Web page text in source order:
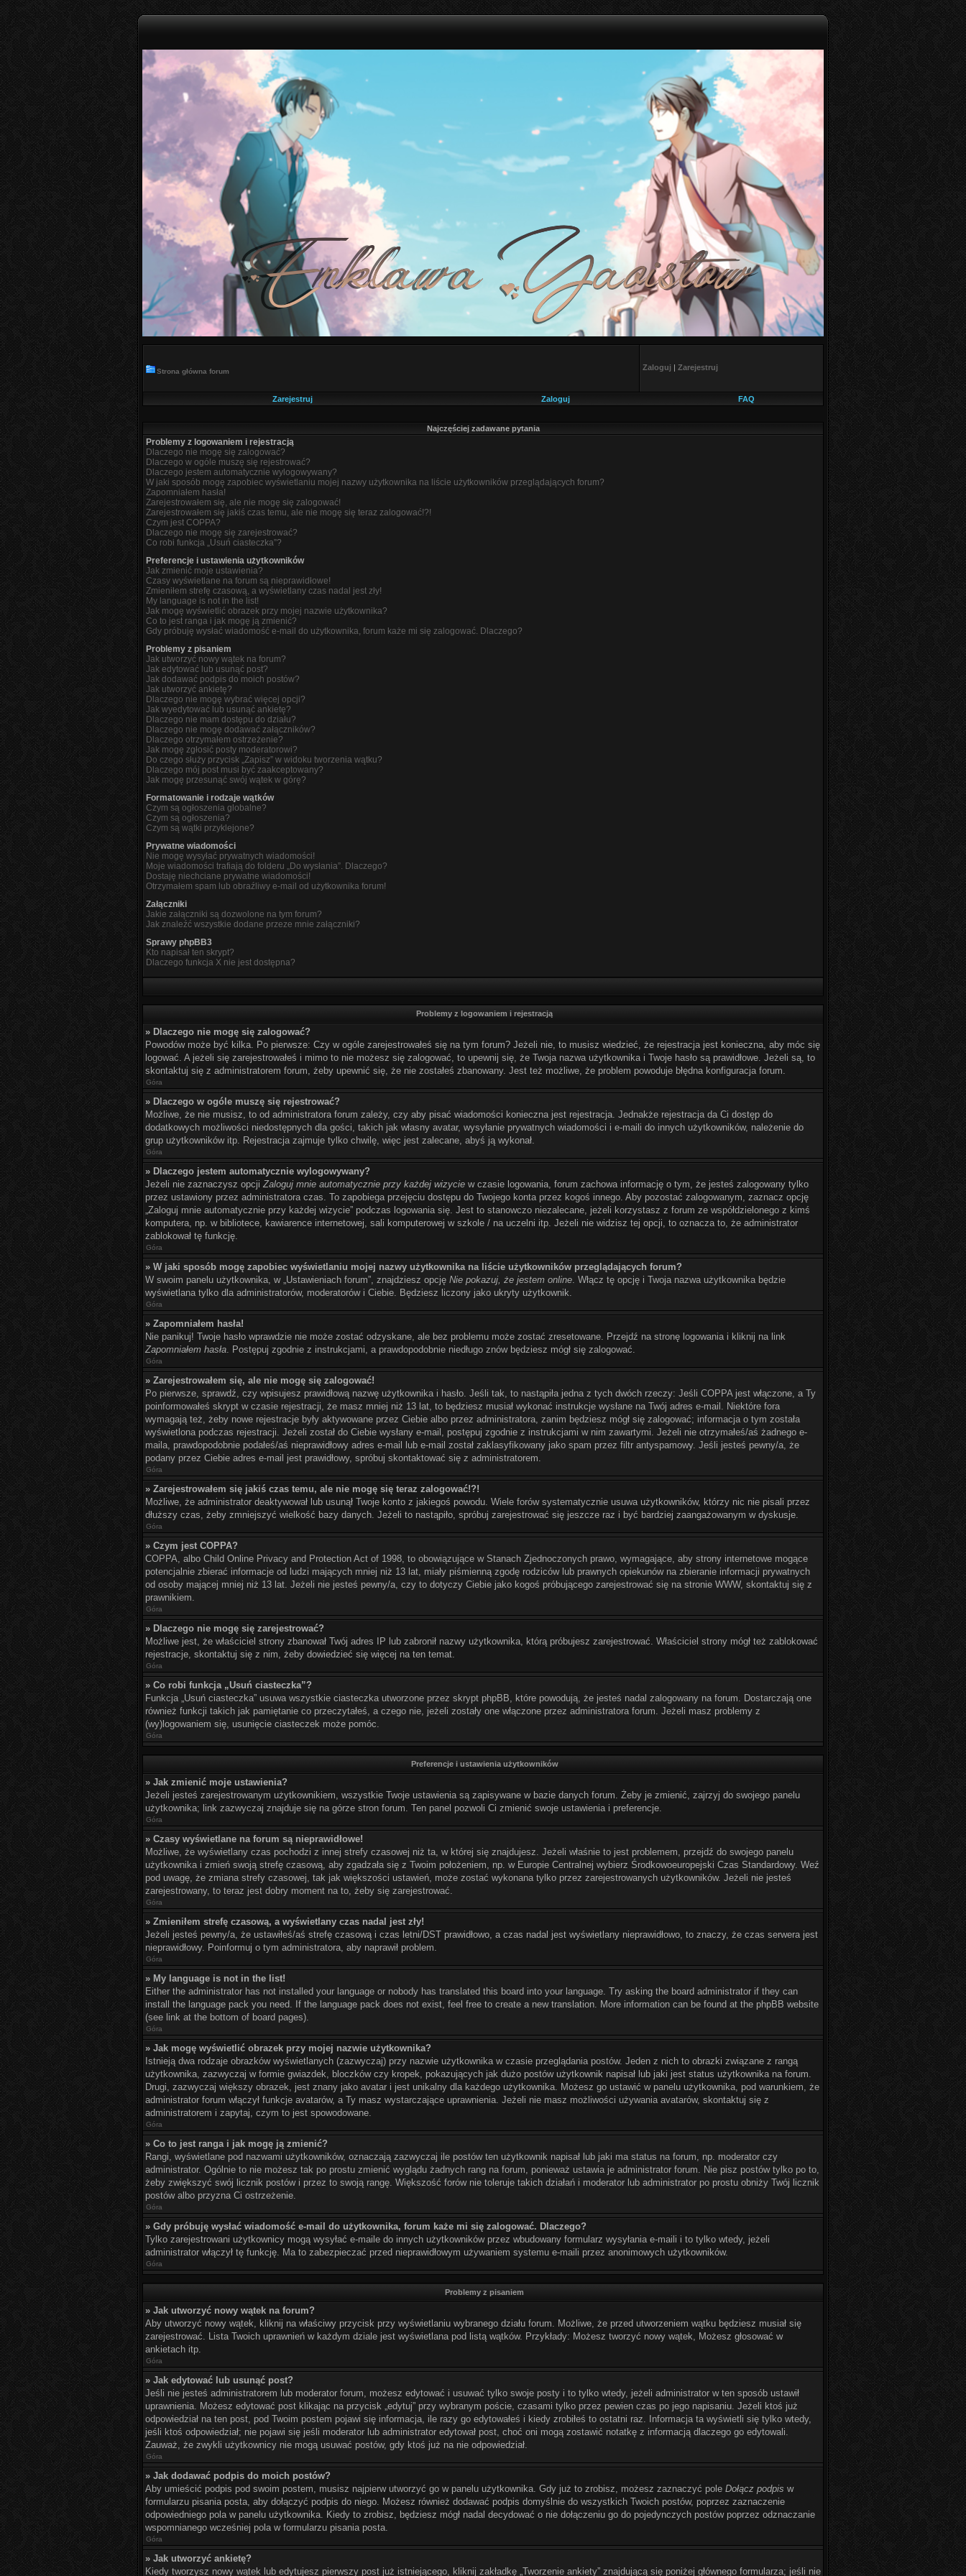
Strona główna forum Zaloguj | Zarejestruj
Zarejestruj Zaloguj FAQ
Najczęściej zadawane pytania
Problemy z logowaniem i rejestracją
Dlaczego nie mogę się zalogować?
Dlaczego w ogóle muszę się rejestrować?
Dlaczego jestem automatycznie wylogowywany?
W jaki sposób mogę zapobiec wyświetlaniu mojej nazwy użytkownika na liście użytkowników przeglądających forum?
Zapomniałem hasła!
Zarejestrowałem się, ale nie mogę się zalogować!
Zarejestrowałem się jakiś czas temu, ale nie mogę się teraz zalogować!?!
Czym jest COPPA?
Dlaczego nie mogę się zarejestrować?
Co robi funkcja „Usuń ciasteczka”?
Preferencje i ustawienia użytkowników
Jak zmienić moje ustawienia?
Czasy wyświetlane na forum są nieprawidłowe!
Zmieniłem strefę czasową, a wyświetlany czas nadal jest zły!
My language is not in the list!
Jak mogę wyświetlić obrazek przy mojej nazwie użytkownika?
Co to jest ranga i jak mogę ją zmienić?
Gdy próbuję wysłać wiadomość e-mail do użytkownika, forum każe mi się zalogować. Dlaczego?
Problemy z pisaniem
Jak utworzyć nowy wątek na forum?
Jak edytować lub usunąć post?
Jak dodawać podpis do moich postów?
Jak utworzyć ankietę?
Dlaczego nie mogę wybrać więcej opcji?
Jak wyedytować lub usunąć ankietę?
Dlaczego nie mam dostępu do działu?
Dlaczego nie mogę dodawać załączników?
Dlaczego otrzymałem ostrzeżenie?
Jak mogę zgłosić posty moderatorowi?
Do czego służy przycisk „Zapisz” w widoku tworzenia wątku?
Dlaczego mój post musi być zaakceptowany?
Jak mogę przesunąć swój wątek w górę?
Formatowanie i rodzaje wątków
Czym są ogłoszenia globalne?
Czym są ogłoszenia?
Czym są wątki przyklejone?
Prywatne wiadomości
Nie mogę wysyłać prywatnych wiadomości!
Moje wiadomości trafiają do folderu „Do wysłania”. Dlaczego?
Dostaję niechciane prywatne wiadomości!
Otrzymałem spam lub obraźliwy e-mail od użytkownika forum!
Załączniki
Jakie załączniki są dozwolone na tym forum?
Jak znaleźć wszystkie dodane przeze mnie załączniki?
Sprawy phpBB3
Kto napisał ten skrypt?
Dlaczego funkcja X nie jest dostępna?
Problemy z logowaniem i rejestracją
» Dlaczego nie mogę się zalogować?
Powodów może być kilka. Po pierwsze: Czy w ogóle zarejestrowałeś się na tym forum? Jeżeli nie, to musisz wiedzieć, że rejestracja jest konieczna, aby móc się
logować. A jeżeli się zarejestrowałeś i mimo to nie możesz się zalogować, to upewnij się, że Twoja nazwa użytkownika i Twoje hasło są prawidłowe. Jeżeli są, to
skontaktuj się z administratorem forum, żeby upewnić się, że nie zostałeś zbanowany. Jest też możliwe, że problem powoduje błędna konfiguracja forum.
Góra
» Dlaczego w ogóle muszę się rejestrować?
Możliwe, że nie musisz, to od administratora forum zależy, czy aby pisać wiadomości konieczna jest rejestracja. Jednakże rejestracja da Ci dostęp do
dodatkowych możliwości niedostępnych dla gości, takich jak własny avatar, wysyłanie prywatnych wiadomości i e-maili do innych użytkowników, należenie do
grup użytkowników itp. Rejestracja zajmuje tylko chwilę, więc jest zalecane, abyś ją wykonał.
Góra
» Dlaczego jestem automatycznie wylogowywany?
Jeżeli nie zaznaczysz opcji Zaloguj mnie automatycznie przy każdej wizycie w czasie logowania, forum zachowa informację o tym, że jesteś zalogowany tylko
przez ustawiony przez administratora czas. To zapobiega przejęciu dostępu do Twojego konta przez kogoś innego. Aby pozostać zalogowanym, zaznacz opcję
„Zaloguj mnie automatycznie przy każdej wizycie” podczas logowania się. Jest to stanowczo niezalecane, jeżeli korzystasz z forum ze współdzielonego z kimś
komputera, np. w bibliotece, kawiarence internetowej, sali komputerowej w szkole / na uczelni itp. Jeżeli nie widzisz tej opcji, to oznacza to, że administrator
zablokował tę funkcję.
Góra
» W jaki sposób mogę zapobiec wyświetlaniu mojej nazwy użytkownika na liście użytkowników przeglądających forum?
W swoim panelu użytkownika, w „Ustawieniach forum”, znajdziesz opcję Nie pokazuj, że jestem online. Włącz tę opcję i Twoja nazwa użytkownika będzie
wyświetlana tylko dla administratorów, moderatorów i Ciebie. Będziesz liczony jako ukryty użytkownik.
Góra
» Zapomniałem hasła!
Nie panikuj! Twoje hasło wprawdzie nie może zostać odzyskane, ale bez problemu może zostać zresetowane. Przejdź na stronę logowania i kliknij na link
Zapomniałem hasła. Postępuj zgodnie z instrukcjami, a prawdopodobnie niedługo znów będziesz mógł się zalogować.
Góra
» Zarejestrowałem się, ale nie mogę się zalogować!
Po pierwsze, sprawdź, czy wpisujesz prawidłową nazwę użytkownika i hasło. Jeśli tak, to nastąpiła jedna z tych dwóch rzeczy: Jeśli COPPA jest włączone, a Ty
poinformowałeś skrypt w czasie rejestracji, że masz mniej niż 13 lat, to będziesz musiał wykonać instrukcje wysłane na Twój adres e-mail. Niektóre fora
wymagają też, żeby nowe rejestracje były aktywowane przez Ciebie albo przez administratora, zanim będziesz mógł się zalogować; informacja o tym została
wyświetlona podczas rejestracji. Jeżeli został do Ciebie wysłany e-mail, postępuj zgodnie z instrukcjami w nim zawartymi. Jeżeli nie otrzymałeś/aś żadnego e-
maila, prawdopodobnie podałeś/aś nieprawidłowy adres e-mail lub e-mail został zaklasyfikowany jako spam przez filtr antyspamowy. Jeśli jesteś pewny/a, że
podany przez Ciebie adres e-mail jest prawidłowy, spróbuj skontaktować się z administratorem.
Góra
» Zarejestrowałem się jakiś czas temu, ale nie mogę się teraz zalogować!?!
Możliwe, że administrator deaktywował lub usunął Twoje konto z jakiegoś powodu. Wiele forów systematycznie usuwa użytkowników, którzy nic nie pisali przez
dłuższy czas, żeby zmniejszyć wielkość bazy danych. Jeżeli to nastąpiło, spróbuj zarejestrować się jeszcze raz i być bardziej zaangażowanym w dyskusje.
Góra
» Czym jest COPPA?
COPPA, albo Child Online Privacy and Protection Act of 1998, to obowiązujące w Stanach Zjednoczonych prawo, wymagające, aby strony internetowe mogące
potencjalnie zbierać informacje od ludzi mających mniej niż 13 lat, miały piśmienną zgodę rodziców lub prawnych opiekunów na zbieranie informacji prywatnych
od osoby mającej mniej niż 13 lat. Jeżeli nie jesteś pewny/a, czy to dotyczy Ciebie jako kogoś próbującego zarejestrować się na stronie WWW, skontaktuj się z
prawnikiem.
Góra
» Dlaczego nie mogę się zarejestrować?
Możliwe jest, że właściciel strony zbanował Twój adres IP lub zabronił nazwy użytkownika, którą próbujesz zarejestrować. Właściciel strony mógł też zablokować
rejestracje, skontaktuj się z nim, żeby dowiedzieć się więcej na ten temat.
Góra
» Co robi funkcja „Usuń ciasteczka”?
Funkcja „Usuń ciasteczka” usuwa wszystkie ciasteczka utworzone przez skrypt phpBB, które powodują, że jesteś nadal zalogowany na forum. Dostarczają one
również funkcji takich jak pamiętanie co przeczytałeś, a czego nie, jeżeli zostały one włączone przez administratora forum. Jeżeli masz problemy z
(wy)logowaniem się, usunięcie ciasteczek może pomóc.
Góra
Preferencje i ustawienia użytkowników
» Jak zmienić moje ustawienia?
Jeżeli jesteś zarejestrowanym użytkownikiem, wszystkie Twoje ustawienia są zapisywane w bazie danych forum. Żeby je zmienić, zajrzyj do swojego panelu
użytkownika; link zazwyczaj znajduje się na górze stron forum. Ten panel pozwoli Ci zmienić swoje ustawienia i preferencje.
Góra
» Czasy wyświetlane na forum są nieprawidłowe!
Możliwe, że wyświetlany czas pochodzi z innej strefy czasowej niż ta, w której się znajdujesz. Jeżeli właśnie to jest problemem, przejdź do swojego panelu
użytkownika i zmień swoją strefę czasową, aby zgadzała się z Twoim położeniem, np. w Europie Centralnej wybierz Środkowoeuropejski Czas Standardowy. Weź
pod uwagę, że zmiana strefy czasowej, tak jak większości ustawień, może zostać wykonana tylko przez zarejestrowanych użytkowników. Jeżeli nie jesteś
zarejestrowany, to teraz jest dobry moment na to, żeby się zarejestrować.
Góra
» Zmieniłem strefę czasową, a wyświetlany czas nadal jest zły!
Jeżeli jesteś pewny/a, że ustawiłeś/aś strefę czasową i czas letni/DST prawidłowo, a czas nadal jest wyświetlany nieprawidłowo, to znaczy, że czas serwera jest
nieprawidłowy. Poinformuj o tym administratora, aby naprawił problem.
Góra
» My language is not in the list!
Either the administrator has not installed your language or nobody has translated this board into your language. Try asking the board administrator if they can
install the language pack you need. If the language pack does not exist, feel free to create a new translation. More information can be found at the phpBB website
(see link at the bottom of board pages).
Góra
» Jak mogę wyświetlić obrazek przy mojej nazwie użytkownika?
Istnieją dwa rodzaje obrazków wyświetlanych (zazwyczaj) przy nazwie użytkownika w czasie przeglądania postów. Jeden z nich to obrazki związane z rangą
użytkownika, zazwyczaj w formie gwiazdek, bloczków czy kropek, pokazujących jak dużo postów użytkownik napisał lub jaki jest status użytkownika na forum.
Drugi, zazwyczaj większy obrazek, jest znany jako avatar i jest unikalny dla każdego użytkownika. Możesz go ustawić w panelu użytkownika, pod warunkiem, że
administrator forum włączył funkcje avatarów, a Ty masz wystarczające uprawnienia. Jeżeli nie masz możliwości używania avatarów, skontaktuj się z
administratorem i zapytaj, czym to jest spowodowane.
Góra
» Co to jest ranga i jak mogę ją zmienić?
Rangi, wyświetlane pod nazwami użytkowników, oznaczają zazwyczaj ile postów ten użytkownik napisał lub jaki ma status na forum, np. moderator czy
administrator. Ogólnie to nie możesz tak po prostu zmienić wyglądu żadnych rang na forum, ponieważ ustawia je administrator forum. Nie pisz postów tylko po to,
żeby zwiększyć swój licznik postów i przez to swoją rangę. Większość forów nie toleruje takich działań i moderator lub administrator po prostu obniży Twój licznik
postów albo przyzna Ci ostrzeżenie.
Góra
» Gdy próbuję wysłać wiadomość e-mail do użytkownika, forum każe mi się zalogować. Dlaczego?
Tylko zarejestrowani użytkownicy mogą wysyłać e-maile do innych użytkowników przez wbudowany formularz wysyłania e-maili i to tylko wtedy, jeżeli
administrator włączył tę funkcję. Ma to zabezpieczać przed nieprawidłowym używaniem systemu e-maili przez anonimowych użytkowników.
Góra
Problemy z pisaniem
» Jak utworzyć nowy wątek na forum?
Aby utworzyć nowy wątek, kliknij na właściwy przycisk przy wyświetlaniu wybranego działu forum. Możliwe, że przed utworzeniem wątku będziesz musiał się
zarejestrować. Lista Twoich uprawnień w każdym dziale jest wyświetlana pod listą wątków. Przykłady: Możesz tworzyć nowy wątek, Możesz głosować w
ankietach itp.
Góra
» Jak edytować lub usunąć post?
Jeśli nie jesteś administratorem lub moderator forum, możesz edytować i usuwać tylko swoje posty i to tylko wtedy, jeżeli administrator w ten sposób ustawił
uprawnienia. Możesz edytować post klikając na przycisk „edytuj” przy wybranym poście, czasami tylko przez pewien czas po jego napisaniu. Jeżeli ktoś już
odpowiedział na ten post, pod Twoim postem pojawi się informacja, ile razy go edytowałeś i kiedy zrobiłeś to ostatni raz. Informacja ta wyświetli się tylko wtedy,
jeśli ktoś odpowiedział; nie pojawi się jeśli moderator lub administrator edytował post, choć oni mogą zostawić notatkę z informacją dlaczego go edytowali.
Zauważ, że zwykli użytkownicy nie mogą usuwać postów, gdy ktoś już na nie odpowiedział.
Góra
» Jak dodawać podpis do moich postów?
Aby umieścić podpis pod swoim postem, musisz najpierw utworzyć go w panelu użytkownika. Gdy już to zrobisz, możesz zaznaczyć pole Dołącz podpis w
formularzu pisania posta, aby dołączyć podpis do niego. Możesz również dodawać podpis domyślnie do wszystkich Twoich postów, poprzez zaznaczenie
odpowiedniego pola w panelu użytkownika. Kiedy to zrobisz, będziesz mógł nadal decydować o nie dołączeniu go do pojedynczych postów poprzez odznaczanie
wspomnianego wcześniej pola w formularzu pisania posta.
Góra
» Jak utworzyć ankietę?
Kiedy tworzysz nowy wątek lub edytujesz pierwszy post już istniejącego, kliknij zakładkę „Tworzenie ankiety” znajdującą się poniżej głównego formularza; jeśli nie